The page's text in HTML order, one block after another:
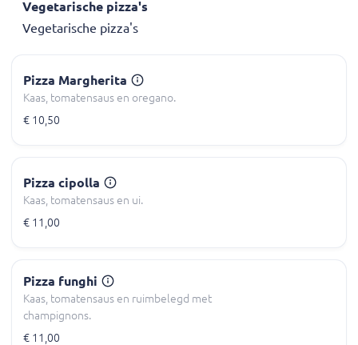
Vegetarische pizza's
Vegetarische pizza's
Pizza Margherita
Kaas, tomatensaus en oregano.
€ 10,50
Pizza cipolla
Kaas, tomatensaus en ui.
€ 11,00
Pizza funghi
Kaas, tomatensaus en ruimbelegd met
champignons.
€ 11,00